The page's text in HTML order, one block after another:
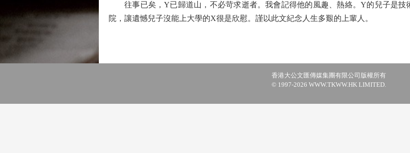
往事已矣，Y已歸道山，不必苛求逝者。我會記得他的風趣、熱絡。Y的兒子是技
院，讓遺憾兒子沒能上大學的X很是欣慰。謹以此文紀念人生多艱的上輩人。
香港大公文匯傳媒集團有限公司版權所有
© 1997-2026 WWW.TKWW.HK LIMITED.